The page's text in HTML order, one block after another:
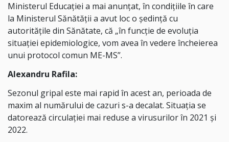
Ministerul Educației a mai anunțat, în condițiile în care
la Ministerul Sănătății a avut loc o ședință cu
autoritățile din Sănătate, că „în funcție de evoluția
situației epidemiologice, vom avea în vedere încheierea
unui protocol comun ME-MS”.
Alexandru Rafila:
Sezonul gripal este mai rapid în acest an, perioada de
maxim al numărului de cazuri s-a decalat. Situația se
datorează circulației mai reduse a virusurilor în 2021 și
2022.